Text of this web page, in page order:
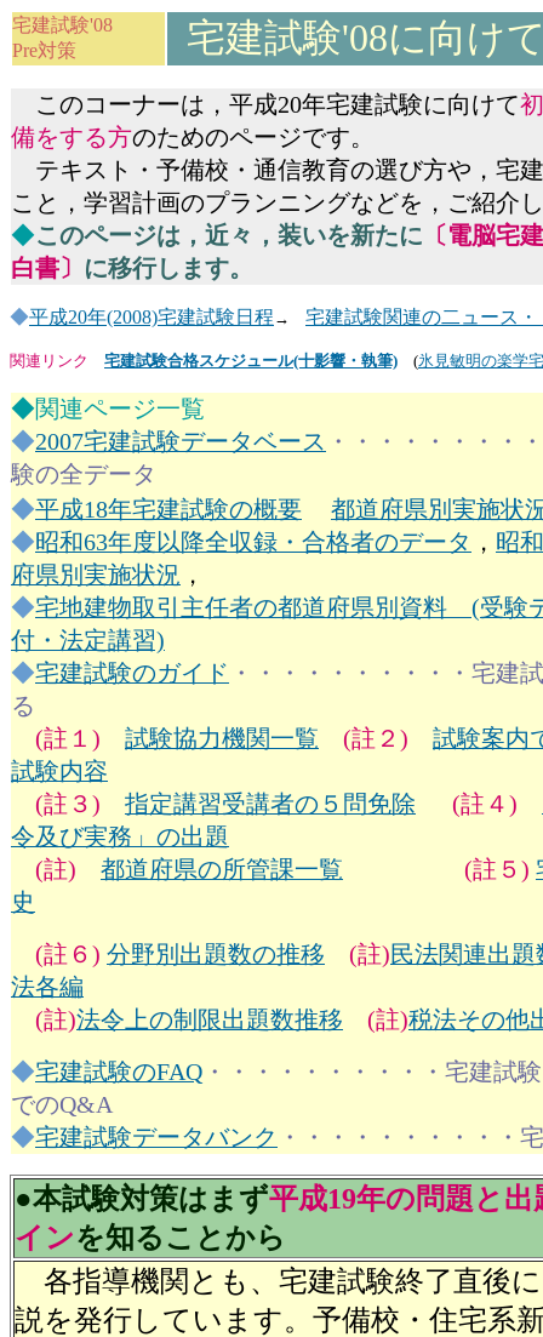
宅建試験'08
Pre対策
宅建試験'08に向け
このコーナーは，平成20年宅建試験に向けて
備をする方のためのページです。
テキスト・予備校・通信教育の選び方や，宅
こと，学習計画のプランニングなどを，ご紹介
◆このページは，近々，装いを新たに 〔電脳宅
白書〕 に移行します。
◆平成20年(2008)宅建試験日程 → 宅建試験関連の二ュース
関連リンク 宅建試験合格スケジュール(十影響・執筆) (氷見敏明の楽学
◆関連ページ一覧
◆2007宅建試験データベース ・・・・・・・・
験の全データ
◆平成18年宅建試験の概要
都道府県別実施状
◆昭和63年度以降全収録・合格者のデータ ， 昭
府県別実施状況 ，
◆宅地建物取引主任者の都道府県別資料 (受験
付・法定講習)
◆宅建試験のガイド ・・・・・・・・・・宅建
る
(註１) 試験協力機関一覧 (註２) 試験案内
試験内容
(註３) 指定講習受講者の５問免除 (註４)
令及び実務」の出題
(註) 都道府県の所管課一覧 (註５)
史
(註６) 分野別出題数の推移 (註)民法関連出題
法各編
(註)法令上の制限出題数推移 (註)税法その他
◆宅建試験のFAQ ・・・・・・・・・・宅建試
でのQ&A
◆宅建試験データバンク ・・・・・・・・・・
●本試験対策はまず平成19年の問題と
インを知ることから
各指導機関とも、宅建試験終了直後
説を発行しています。予備校・住宅系